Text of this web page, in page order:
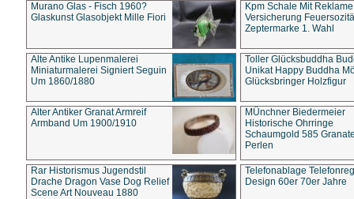
Murano Glas - Fisch 1960?
Glaskunst Glasobjekt Mille Fiori
Kpm Schale Mit Reklame
Versicherung
Zeptermarke 1. Wahl
Alte Antike Lupenmalerei
Miniaturmalerei Signiert Seguin
Um 1860/1880
Toller Glücksbuddha
Unikat Happy Buddha
Glücksbringer Holzfigur
Alter Antiker Granat Armreif
Armband Um 1900/1910
MÜnchner Biedermeier
Historische Ohrringe
Schaumgold 585
Perlen
Rar Historismus Jugendstil
Drache Dragon Vase Dog Relief
Scene Art Nouveau 1880
Telefonablage
Design 60er 70er Jahre